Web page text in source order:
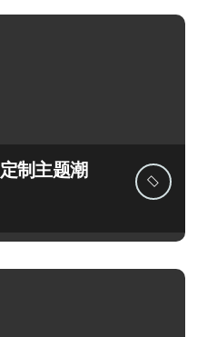
制主题潮